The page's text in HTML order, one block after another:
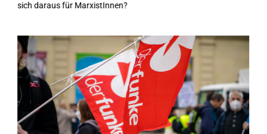
sich daraus für MarxistInnen?